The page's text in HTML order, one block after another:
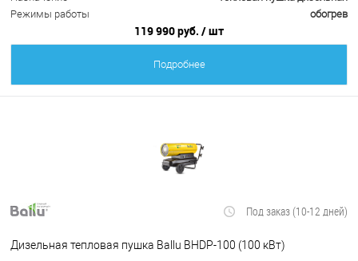
Режимы работы
обогрев
119 990 руб. / шт
Подробнее
Под заказ (10-12 дней)
Дизельная тепловая пушка Ballu BHDP-100 (100 кВт)